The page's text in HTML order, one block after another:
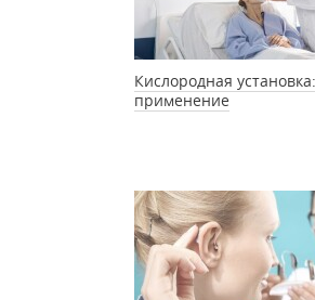
Кислородная установка:
применение